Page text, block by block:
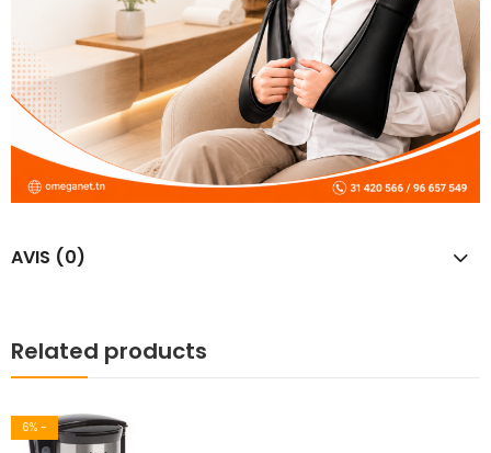
AVIS (0)
Related products
6% -